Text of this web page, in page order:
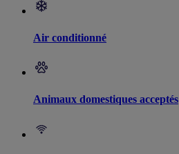
Air conditionné
Animaux domestiques acceptés